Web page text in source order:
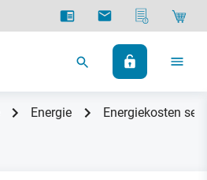
Energie Energiekosten